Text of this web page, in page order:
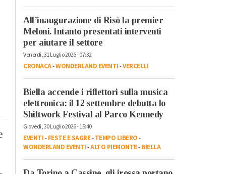
All’inaugurazione di Risò la premier
Meloni. Intanto presentati interventi
per aiutare il settore
Venerdì, 31 Luglio 2026 - 07:32
CRONACA-WONDERLAND EVENTI-VERCELLI
Biella accende i riflettori sulla musica
elettronica: il 12 settembre debutta lo
Shiftwork Festival al Parco Kennedy
Giovedì, 30 Luglio 2026 - 15:40
EVENTI-FESTE E SAGRE-TEMPO LIBERO-
WONDERLAND EVENTI-ALTO PIEMONTE-BIELLA